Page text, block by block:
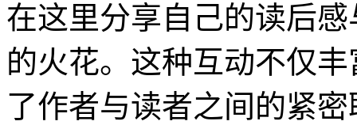
在这里分享自己的读后
的火花。这种互动不仅
了作者与读者之间的紧